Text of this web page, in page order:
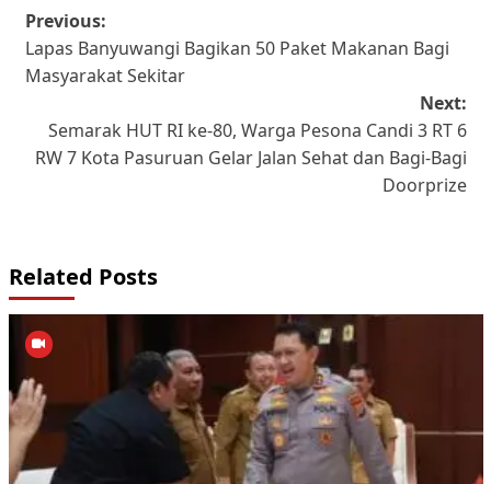
Post
navigation
Previous:
Lapas Banyuwangi Bagikan 50 Paket Makanan Bagi
Masyarakat Sekitar
Next:
Semarak HUT RI ke-80, Warga Pesona Candi 3 RT 6
RW 7 Kota Pasuruan Gelar Jalan Sehat dan Bagi-Bagi
Doorprize
Related Posts